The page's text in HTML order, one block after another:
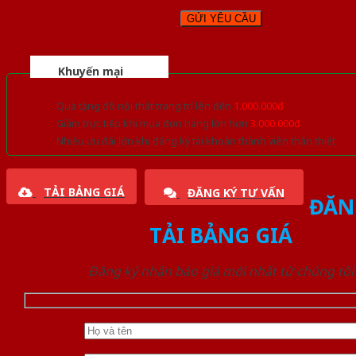
Khuyến mại
Quà tặng đồ nội thất trang trí lên đến 1.000.000đ
Giảm trực tiếp khi mua đơn hàng lớn hơn 3.000.000đ
Nhiều ưu đãi lớn khi đăng ký tài khoản thành viên thân thiết
TẢI BẢNG GIÁ ĐĂNG KÝ TƯ VẤN
TẢI BẢNG GIÁ
Đăng ký nhận báo giá mới nhất từ chúng tôi